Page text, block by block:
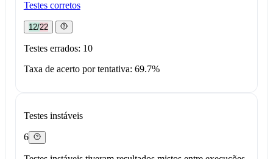
Testes corretos
12/22
Testes errados: 10
Taxa de acerto por tentativa: 69.7%
Testes instáveis
6